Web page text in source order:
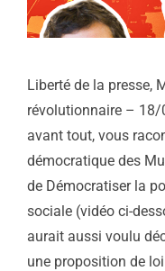
Liberté de la presse,
révolutionnaire – 18/
avant tout, vous
démocratique des
de Démocratiser la
sociale (vidéo ci-
aurait aussi voulu
une proposition de